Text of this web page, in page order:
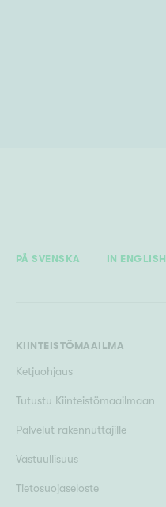
PÅ SVENSKA IN ENGLISH
KIINTEISTÖMAAILMA
Ketjuohjaus
Tutustu Kiinteistömaailmaan
Palvelut rakennuttajille
Vastuullisuus
Tietosuojaseloste